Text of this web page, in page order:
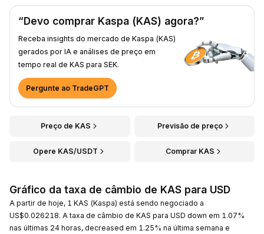
“Devo comprar Kaspa (KAS) agora?”
Receba insights do mercado de Kaspa (KAS)
gerados por IA e análises de preço em
tempo real de KAS para SEK.
Pergunte ao TradeGPT
Preço de KAS Previsão de preço
Opere KAS/USDT Comprar KAS
Gráfico da taxa de câmbio de KAS para USD
A partir de hoje, 1 KAS (Kaspa) está sendo negociado a
US$0.026218. A taxa de câmbio de KAS para USD down em 1.07%
nas últimas 24 horas, decreased em 1.25% na última semana e